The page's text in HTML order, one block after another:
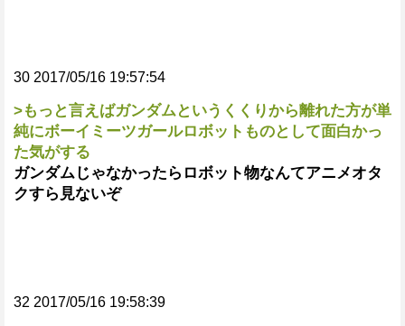
30 2017/05/16 19:57:54
>もっと言えばガンダムというくくりから離れた方が単
純にボーイミーツガールロボットものとして面白かっ
た気がする
ガンダムじゃなかったらロボット物なんてアニメオタ
クすら見ないぞ
32 2017/05/16 19:58:39